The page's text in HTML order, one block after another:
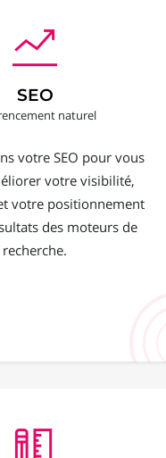
SEO
naturel
votre SEO pour vous
votre visibilité,
votre positionnement
des moteurs de
recherche.